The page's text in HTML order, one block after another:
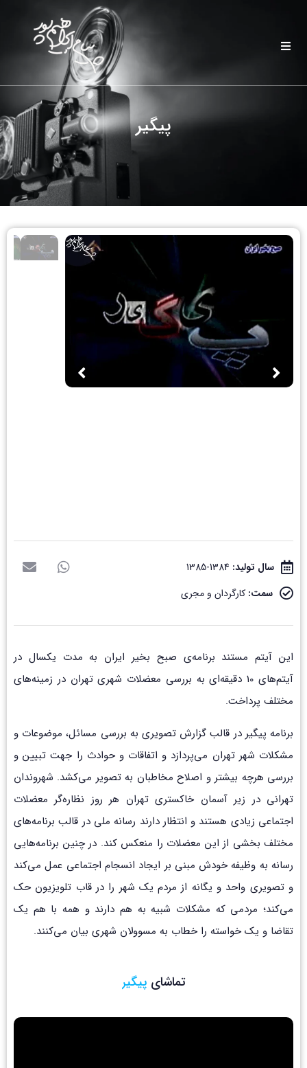
پیگیر
سال تولید:
سمت: کارگردان و مجری
این آیتم مستند برنامه‌ی صبح بخیر ایران به مدت یکسال در
آیتم‌های 10 دقیقه‌ای به بررسی معضلات شهری تهران در زمینه‌های
مختلف پرداخت.
برنامه پیگیر در قالب گزارش تصويري به بررسي مسائل، موضوعات و
مشكلات شهر تهران مي‌پردازد و اتفاقات و حوادث را جهت تبيين و
بررسي هرچه بيشتر و اصلاح مخاطبان به تصوير مي‌كشد. شهروندان
تهرانی در زیر آسمان خاکستری تهران هر روز نظاره‌گر معضلات
اجتماعی زیادی هستند و انتظار دارند رسانه ملی در قالب برنامه‌های
مختلف بخشی از این معضلات را منعکس کند. در چنین برنامه‌هایی
رسانه به وظیفه خودش مبنی بر ایجاد انسجام اجتماعی عمل می‌کند
و تصویری واحد و یگانه از مردم یک شهر را در قاب تلویزیون حک
می‌کند؛ مردمی که مشکلات شبیه به هم دارند و همه با هم یک
تقاضا و یک خواسته را خطاب به مسوولان شهری بیان می‌کنند.
تماشای پیگیر
نمایشگر